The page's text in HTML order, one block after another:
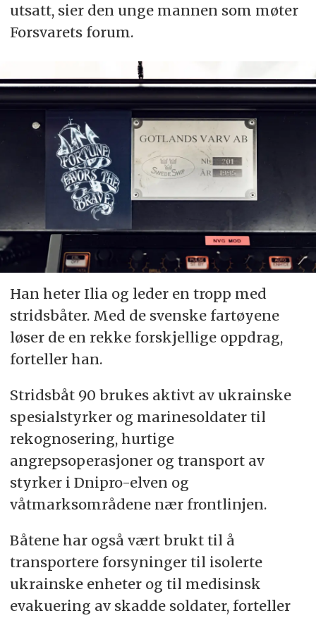
utsatt, sier den unge mannen som møter
Forsvarets forum.
Han heter Ilia og leder en tropp med
stridsbåter. Med de svenske fartøyene
løser de en rekke forskjellige oppdrag,
forteller han.
Stridsbåt 90 brukes aktivt av ukrainske
spesialstyrker og marinesoldater til
rekognosering, hurtige
angrepsoperasjoner og transport av
styrker i Dnipro-elven og
våtmarksområdene nær frontlinjen.
Båtene har også vært brukt til å
transportere forsyninger til isolerte
ukrainske enheter og til medisinsk
evakuering av skadde soldater, forteller